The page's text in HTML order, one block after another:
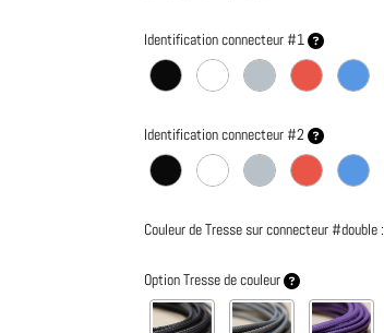
Identification connecteur #1
Identification connecteur #2
Couleur de Tresse sur connecteur #double :
Option Tresse de couleur